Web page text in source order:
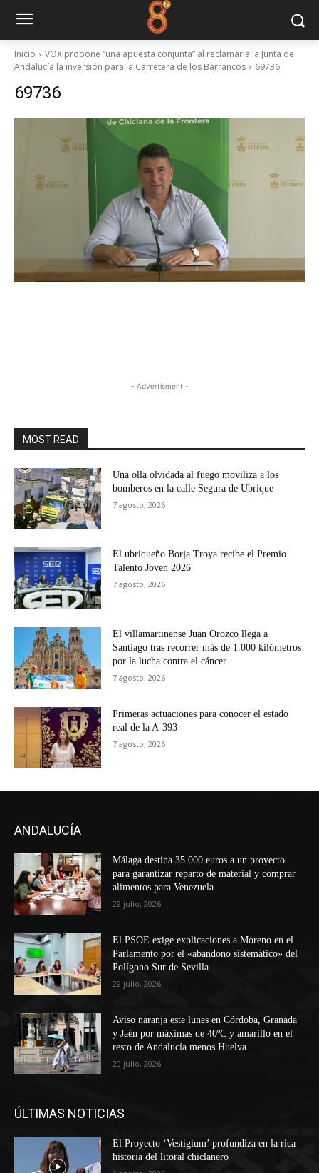
Inicio
VOX propone “una apuesta conjunta” al reclamar a la Junta de
Andalucía la inversión para la Carretera de los Barrancos
69736
69736
- Advertisment -
MOST READ
Una olla olvidada al fuego moviliza a los
bomberos en la calle Segura de Ubrique
7 agosto, 2026
El ubriqueño Borja Troya recibe el Premio
Talento Joven 2026
7 agosto, 2026
El villamartinense Juan Orozco llega a
Santiago tras recorrer más de 1.000 kilómetros
por la lucha contra el cáncer
7 agosto, 2026
Primeras actuaciones para conocer el estado
real de la A-393
7 agosto, 2026
ANDALUCÍA
Málaga destina 35.000 euros a un proyecto
para garantizar reparto de material y comprar
alimentos para Venezuela
29 julio, 2026
El PSOE exige explicaciones a Moreno en el
Parlamento por el «abandono sistemático» del
Polígono Sur de Sevilla
29 julio, 2026
Aviso naranja este lunes en Córdoba, Granada
y Jaén por máximas de 40ºC y amarillo en el
resto de Andalucía menos Huelva
20 julio, 2026
ÚLTIMAS NOTICIAS
El Proyecto ‘Vestigium’ profundiza en la rica
historia del litoral chiclanero